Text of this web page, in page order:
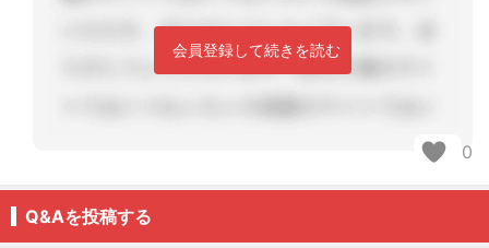
会員登録して続きを読む
0
Q&Aを投稿する